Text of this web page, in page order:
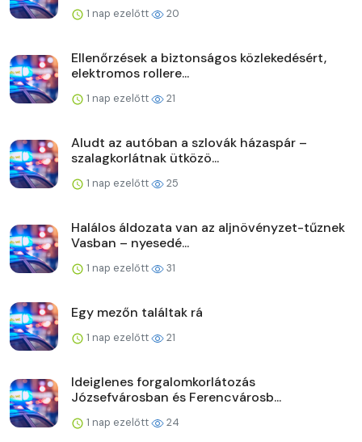
1 nap ezelőtt 20
Ellenőrzések a biztonságos közlekedésért,
elektromos rollere...
1 nap ezelőtt 21
Aludt az autóban a szlovák házaspár –
szalagkorlátnak ütközö...
1 nap ezelőtt 25
Halálos áldozata van az aljnövényzet-tűznek
Vasban – nyesedé...
1 nap ezelőtt 31
Egy mezőn találtak rá
1 nap ezelőtt 21
Ideiglenes forgalomkorlátozás
Józsefvárosban és Ferencvárosb...
1 nap ezelőtt 24